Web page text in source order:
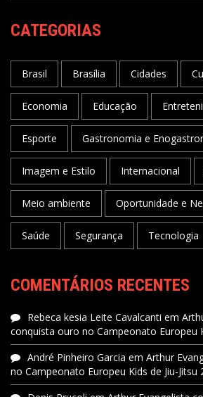
CATEGORIAS
Brasil Brasília Cidades
Economia Educação
Esporte Gastronomia e
Imagem e Estilo Internacional
Meio ambiente Oportunidade e
Saúde Segurança Tecnologia
COMENTÁRIOS RECENTES
Rebeca kesia Leite Cavalcanti em
conquista ouro no Campeonato Europeu
André Pinheiro Garcia em Arthur
no Campeonato Europeu Kids de Jiu-Jitsu